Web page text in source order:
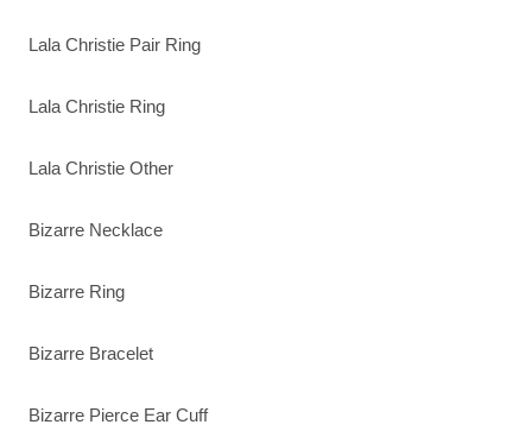
Lala Christie Pair Ring
Lala Christie Ring
Lala Christie Other
Bizarre Necklace
Bizarre Ring
Bizarre Bracelet
Bizarre Pierce Ear Cuff